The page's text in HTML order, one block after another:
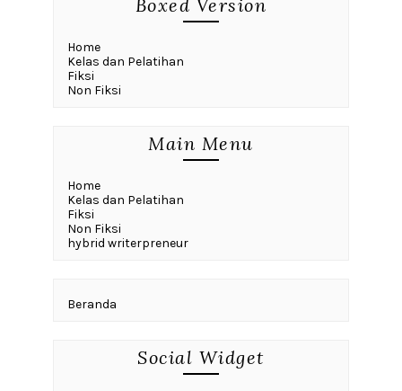
Boxed Version
Home
Kelas dan Pelatihan
Fiksi
Non Fiksi
Main Menu
Home
Kelas dan Pelatihan
Fiksi
Non Fiksi
hybrid writerpreneur
Beranda
Social Widget